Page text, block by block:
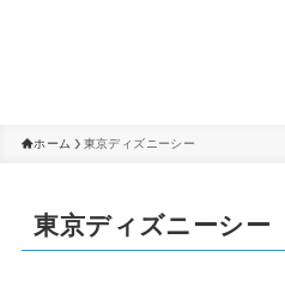
ホーム 東京ディズニーシー
東京ディズニーシー